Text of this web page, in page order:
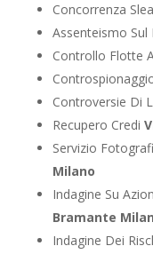
Concorrenza
Assenteismo Sul
Controllo Flotte
Controversie Di
Recupero Credi
Servizio
Milano
Indagine Su
Bramante
Indagine Dei